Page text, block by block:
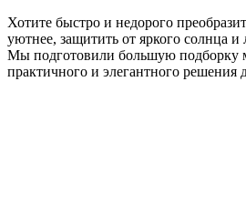
Хотите быстро и недорого
уютнее, защитить от яркого солнца
Мы подготовили большую подборку
практичного и элегантного решения